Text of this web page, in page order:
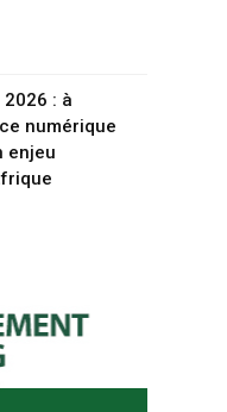
: à
numérique
enjeu